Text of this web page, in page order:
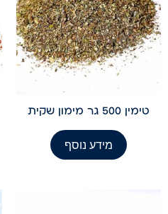
טימין 500 גר מימון שקית
מידע נוסף